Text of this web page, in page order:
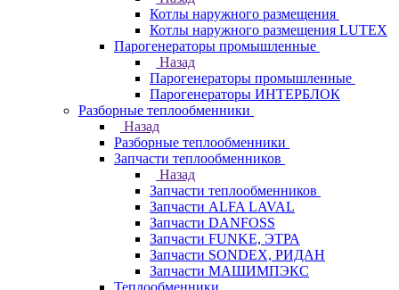
Котлы наружного размещения
Котлы наружного размещения LUTEX
Парогенераторы промышленные
Назад
Парогенераторы промышленные
Парогенераторы ИНТЕРБЛОК
Разборные теплообменники
Назад
Разборные теплообменники
Запчасти теплообменников
Назад
Запчасти теплообменников
Запчасти ALFA LAVAL
Запчасти DANFOSS
Запчасти FUNKE, ЭТРА
Запчасти SONDEX, РИДАН
Запчасти МАШИМПЭКС
Теплообменники